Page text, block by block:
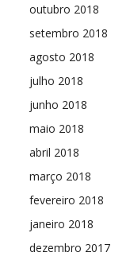
outubro 2018
setembro 2018
agosto 2018
julho 2018
junho 2018
maio 2018
abril 2018
março 2018
fevereiro 2018
janeiro 2018
dezembro 2017